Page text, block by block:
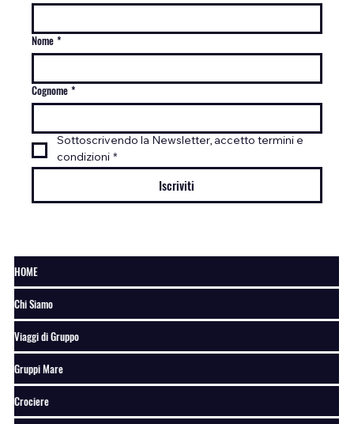
Nome *
Cognome *
Sottoscrivendo la Newsletter, accetto termini e
condizioni *
Iscriviti
HOME
Chi Siamo
Viaggi di Gruppo
Gruppi Mare
Crociere